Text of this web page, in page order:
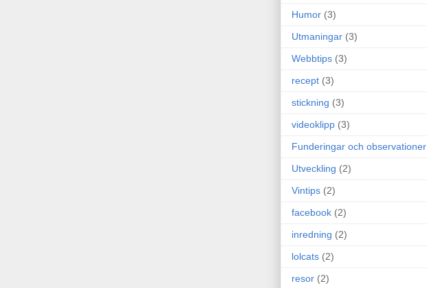
Humor (3)
Utmaningar (3)
Webbtips (3)
recept (3)
stickning (3)
videoklipp (3)
Funderingar och observationer
Utveckling (2)
Vintips (2)
facebook (2)
inredning (2)
lolcats (2)
resor (2)